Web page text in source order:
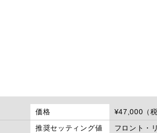
価格 ¥47,000（
推奨セッティング値 フロント・